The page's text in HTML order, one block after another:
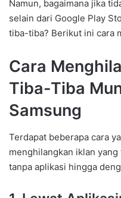
Namun, bagaimana jika
selain dari Google Play
tiba-tiba? Berikut ini cara
Cara
Tiba-Tiba
Samsung
Terdapat beberapa cara
menghilangkan iklan
tanpa aplikasi hingga